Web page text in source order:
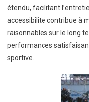
étendu, facilitant
accessibilité contribue à
raisonnables sur le long
performances
sportive.